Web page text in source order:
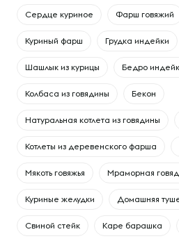
Сердце куриное Фарш говяжий
Куриный фарш Грудка индейки
Шашлык из курицы Бедро
Колбаса из говядины Бекон
Натуральная котлета из говядины
Котлеты из деревенского фарша
Мякоть говяжья Мраморная
Куриные желудки Домашняя
Свиной стейк Каре барашка